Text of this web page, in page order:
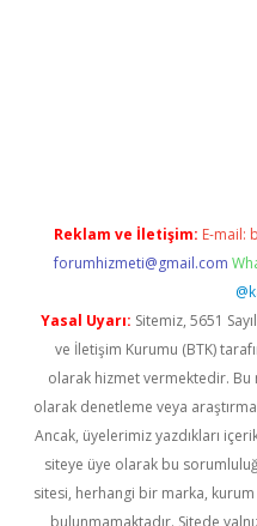
Reklam ve İletişim: E-mail:
forumhizmeti@gmail.com
Yasal Uyarı: Sitemiz, 5651
ve İletişim Kurumu (BTK)
olarak hizmet vermektedir.
olarak denetleme veya
Ancak, üyelerimiz yazdıkları
siteye üye olarak bu
sitesi, herhangi bir marka, kurum
bulunmamaktadır. Sitede